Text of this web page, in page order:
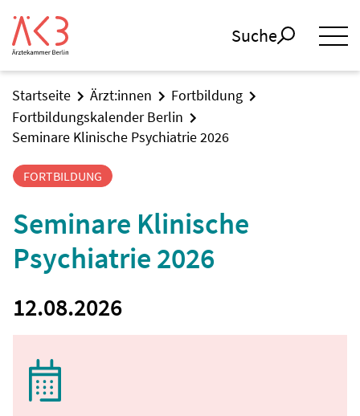
Suche
Startseite Ärzt:innen
Fortbildung
Fortbildungskalender Berlin
Seminare Klinische Psychiatrie 2026
FORTBILDUNG
Seminare Klinische
Psychiatrie 2026
12.08.2026